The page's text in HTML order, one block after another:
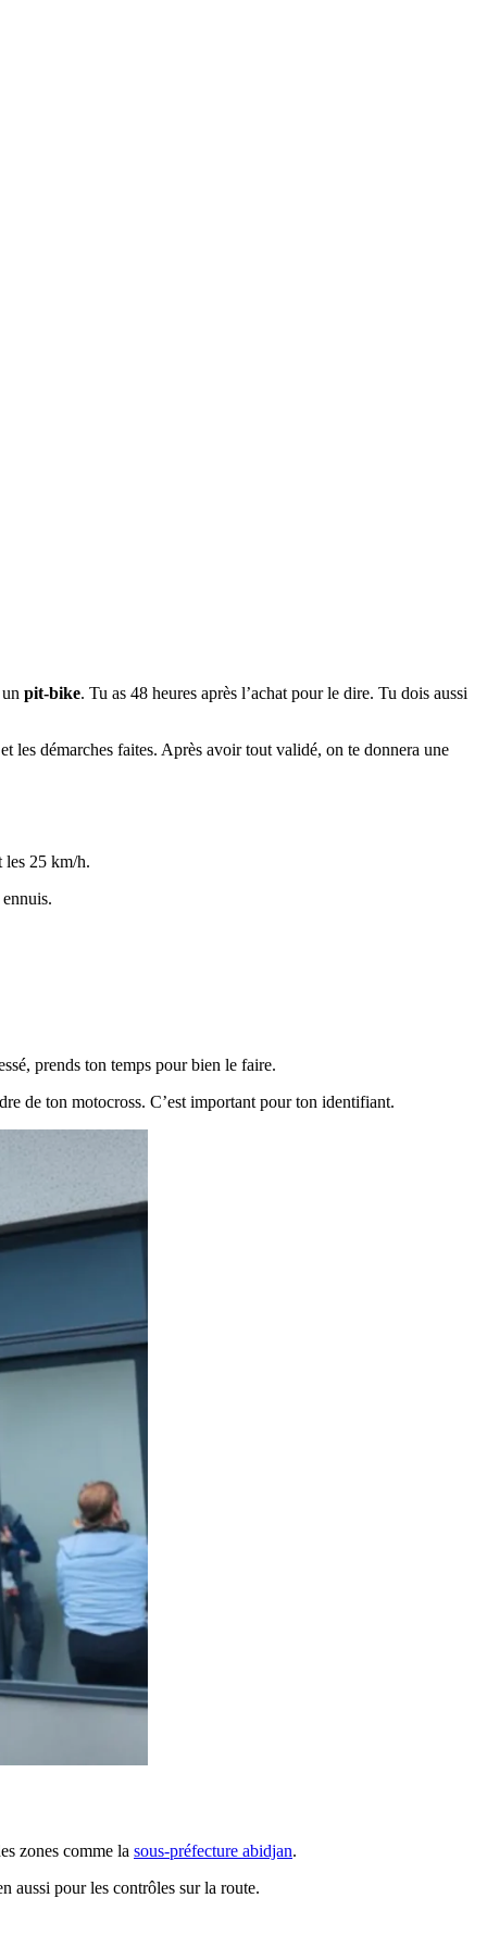
pit-bike. Tu as 48 heures après l’achat pour le dire. Tu dois aussi
les démarches faites. Après avoir tout validé, on te donnera une
les 25 km/h.
prends ton temps pour bien le faire.
de ton motocross. C’est important pour ton identifiant.
zones comme la sous-préfecture abidjan.
aussi pour les contrôles sur la route.